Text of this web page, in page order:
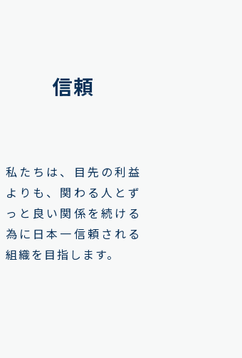
信頼
私たちは、目先の利益
よりも、関わる人とず
っと良い関係を続ける
為に日本一信頼される
組織を目指します。